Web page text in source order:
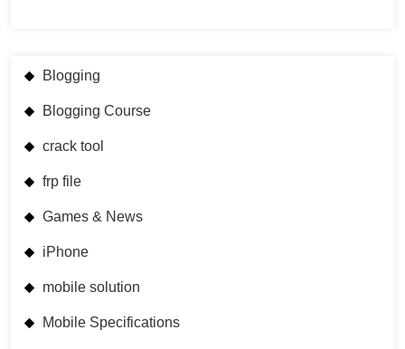
Blogging
Blogging Course
crack tool
frp file
Games & News
iPhone
mobile solution
Mobile Specifications